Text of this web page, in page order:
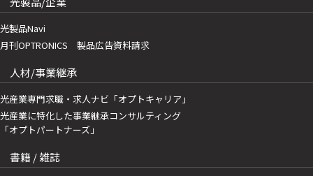
光製品Navi
月刊OPTRONICS 製品広告資料請求
人材/事業継承
光産業専門求職・求人ナビ「オプトキャリア」
光産業に特化した事業継承コンサルティング
「オプトパートナーズ」
書籍 / 雑誌